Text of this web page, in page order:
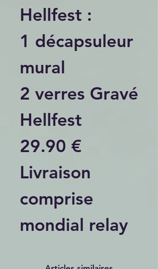
Hellfest :
1 décapsuleur
mural
2 verres Gravé
Hellfest
29.90 €
Livraison
comprise
mondial relay